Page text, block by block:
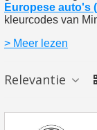
Deel je
Europese auto's
kleurcodes van
> Meer lezen
Relevantie